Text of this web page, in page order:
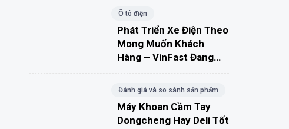
Ô tô điện
Phát Triển Xe Điện Theo
Mong Muốn Khách
Hàng – VinFast Đang
Đánh giá và so sánh sản phẩm
Máy Khoan Cầm Tay
Dongcheng Hay Deli Tốt